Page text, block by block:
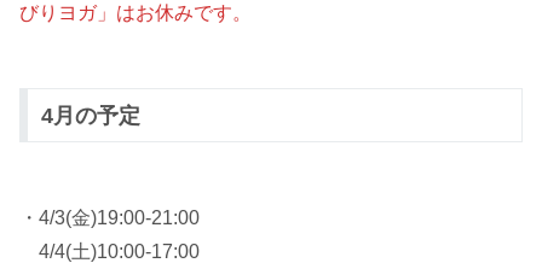
びりヨガ」はお休みです。
4月の予定
・4/3(金)19:00-21:00
4/4(土)10:00-17:00